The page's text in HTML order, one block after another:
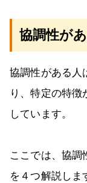
協調性が
協調性がある人
り、特定の特
しています。
ここでは、協調
を４つ解説しま